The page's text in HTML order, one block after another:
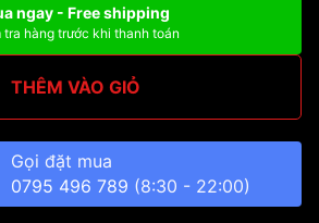
ngay - Free shipping
tra hàng trước khi thanh toán
THÊM VÀO GIỎ
Gọi đặt mua
0795 496 789 (8:30 - 22:00)